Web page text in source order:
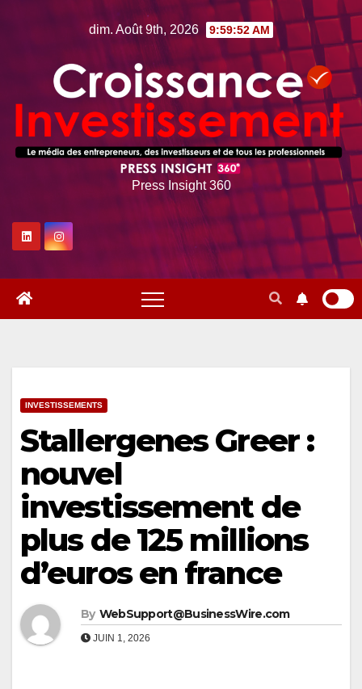
dim. Août 9th, 2026 9:59:53 AM
Press Insight 360
INVESTISSEMENTS
Stallergenes Greer :
nouvel
investissement de
plus de 125 millions
d’euros en france
By WebSupport@BusinessWire.com
JUIN 1, 2026